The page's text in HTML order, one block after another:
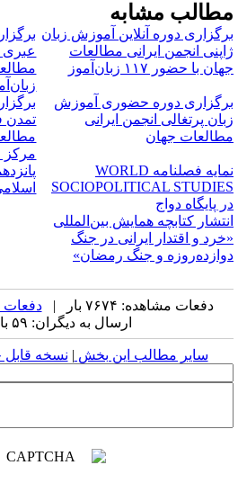
مشابه
دوره آنلاین آموزش زبان
انجمن ایرانی مطالعات
با حضور ۱۱۷ زبان‌آموز
عبری
دوره حضوری آموزش
پرتغالی انجمن ایرانی
جهان
تمدن
مرکز
نمایه فصلنامه WORLD
SOCIOPOLITICAL
پایگاه دواج
کتابچه همایش بین‌المللی
و اقتدار ایرانی در جنگ
و جنگ رمضان»
دفعات مشاهده: ۷۶۷۴ بار | دفعات چاپ:
ارسال به دیگران: ۵۹ بار |
سایر مطالب این بخش | نسخه قابل